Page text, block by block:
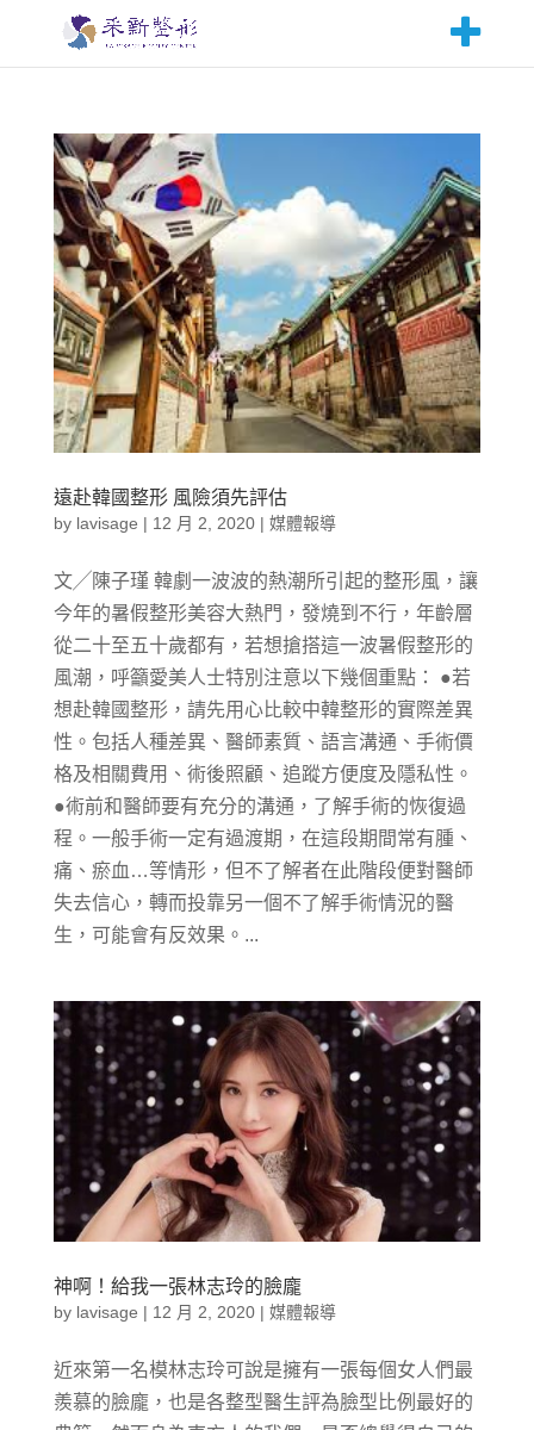
遠赴韓國整形 風險須先評估
by lavisage | 12 月 2, 2020| 媒體報導
文╱陳子瑾 韓劇一波波的熱潮所引起的整形風，讓
今年的暑假整形美容大熱門，發燒到不行，年齡層
從二十至五十歲都有，若想搶搭這一波暑假整形的
風潮，呼籲愛美人士特別注意以下幾個重點： ●若
想赴韓國整形，請先用心比較中韓整形的實際差異
性。包括人種差異、醫師素質、語言溝通、手術價
格及相關費用、術後照顧、追蹤方便度及隱私性。
●術前和醫師要有充分的溝通，了解手術的恢復過
程。一般手術一定有過渡期，在這段期間常有腫、
痛、瘀血…等情形，但不了解者在此階段便對醫師
失去信心，轉而投靠另一個不了解手術情況的醫
生，可能會有反效果。...
神啊！給我一張林志玲的臉龐
by lavisage | 12 月 2, 2020| 媒體報導
近來第一名模林志玲可說是擁有一張每個女人們最
羨慕的臉龐，也是各整型醫生評為臉型比例最好的